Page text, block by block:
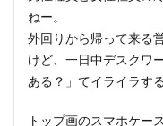
ねー。
外回りから帰って来る
けど、一日中デスクワ
ある？」てイライラす
トップ画のスマホケー